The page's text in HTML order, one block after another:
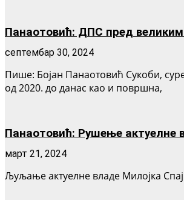
Панаотовић: ДПС пред
септембар 30, 2024
Пише: Бојан Панаотовић Сукоби,
од 2020. до данас као и површна,
Панаотовић: Рушење актуелне
март 21, 2024
Љуљање актуелне владе Милојка